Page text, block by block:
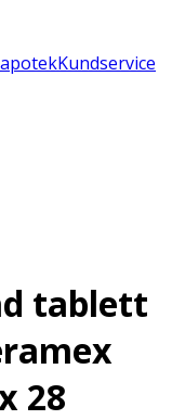
Kundservice
tablett
28